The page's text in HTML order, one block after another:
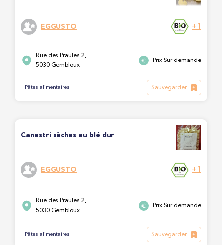
EGGUSTO +1
Rue des Praules 2,
5030 Gembloux
Prix Sur demande
Pâtes alimentaires Sauvegarder
Canestri sèches au blé dur
EGGUSTO +1
Rue des Praules 2,
5030 Gembloux
Prix Sur demande
Pâtes alimentaires Sauvegarder